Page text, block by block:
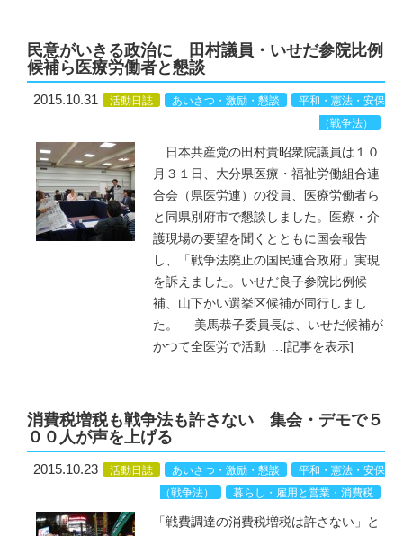
民意がいきる政治に 田村議員・いせだ参院比例
候補ら医療労働者と懇談
2015.10.31 活動日誌 あいさつ・激励・懇談
平和・憲法・安保
（戦争法）
日本共産党の田村貴昭衆院議員は１０
月３１日、大分県医療・福祉労働組合連
合会（県医労連）の役員、医療労働者ら
と同県別府市で懇談しました。医療・介
護現場の要望を聞くとともに国会報告
し、「戦争法廃止の国民連合政府」実現
を訴えました。いせだ良子参院比例候
補、山下かい選挙区候補が同行しまし
た。 美馬恭子委員長は、いせだ候補が
かつて全医労で活動 … [記事を表示]
消費税増税も戦争法も許さない 集会・デモで５
００人が声を上げる
2015.10.23 活動日誌 あいさつ・激励・懇談
平和・憲法・安保
（戦争法）
暮らし・雇用と営業・消費税
「戦費調達の消費税増税は許さない」と